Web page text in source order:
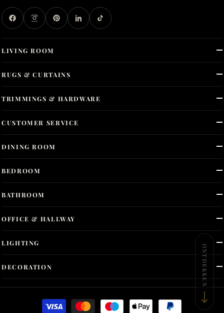
LIVING ROOM
DINING ROOM
BEDROOM
BATHROOM
OFFICE & HALLWAY
LIGHTING
DECORATION
RUGS & CURTAINS
TRIMMINGS & HARDWARE
CUSTOMER SERVICE
ONTDEKKEN